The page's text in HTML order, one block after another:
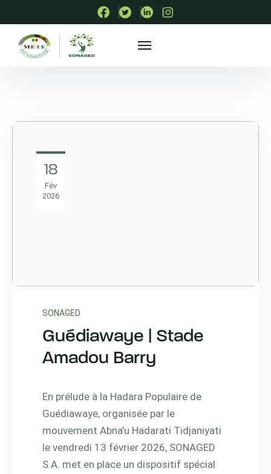
18
Fév
2026
SONAGED
Guédiawaye | Stade
Amadou Barry
En prélude à la Hadara Populaire de
Guédiawaye, organisée par le
mouvement Abna’u Hadarati Tidjaniyati
le vendredi 13 février 2026, SONAGED
S.A. met en place un dispositif spécial